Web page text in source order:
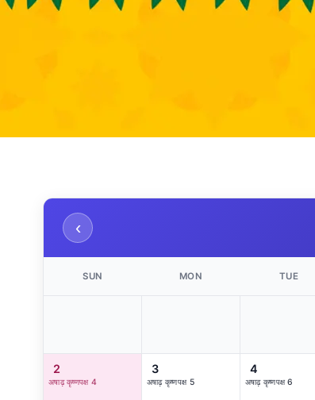
‹
SUN MON TUE
2
अषाढ़ कृष्णपक्ष 4
3
अषाढ़ कृष्णपक्ष 5
4
अषाढ़ कृष्णपक्ष 6